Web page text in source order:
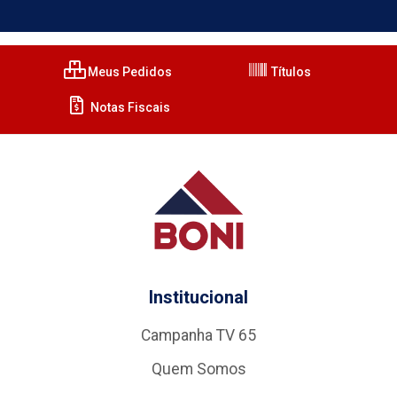
Meus Pedidos Títulos
Notas Fiscais
Institucional
Campanha TV 65
Quem Somos